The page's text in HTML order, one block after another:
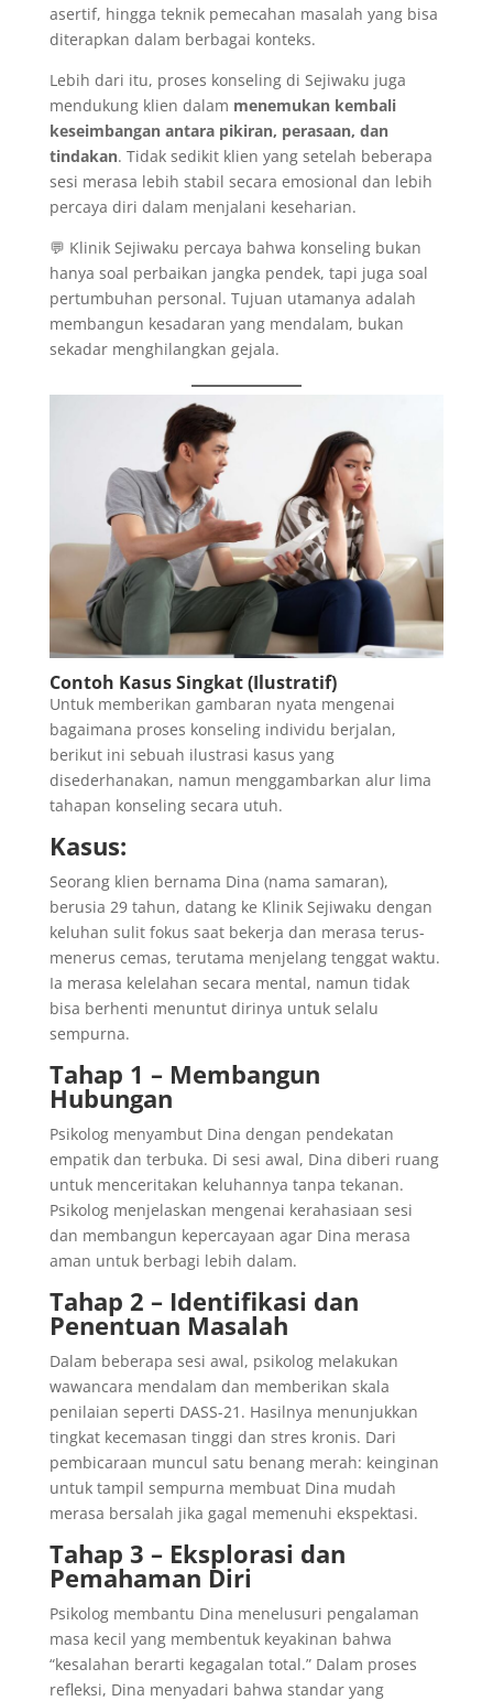
asertif, hingga teknik pemecahan masalah yang bisa
diterapkan dalam berbagai konteks.
Lebih dari itu, proses konseling di Sejiwaku juga
mendukung klien dalam menemukan kembali
keseimbangan antara pikiran, perasaan, dan
tindakan. Tidak sedikit klien yang setelah beberapa
sesi merasa lebih stabil secara emosional dan lebih
percaya diri dalam menjalani keseharian.
💬 Klinik Sejiwaku percaya bahwa konseling bukan
hanya soal perbaikan jangka pendek, tapi juga soal
pertumbuhan personal. Tujuan utamanya adalah
membangun kesadaran yang mendalam, bukan
sekadar menghilangkan gejala.
Contoh Kasus Singkat (Ilustratif)
Untuk memberikan gambaran nyata mengenai
bagaimana proses konseling individu berjalan,
berikut ini sebuah ilustrasi kasus yang
disederhanakan, namun menggambarkan alur lima
tahapan konseling secara utuh.
Kasus:
Seorang klien bernama Dina (nama samaran),
berusia 29 tahun, datang ke Klinik Sejiwaku dengan
keluhan sulit fokus saat bekerja dan merasa terus-
menerus cemas, terutama menjelang tenggat waktu.
Ia merasa kelelahan secara mental, namun tidak
bisa berhenti menuntut dirinya untuk selalu
sempurna.
Tahap 1 – Membangun
Hubungan
Psikolog menyambut Dina dengan pendekatan
empatik dan terbuka. Di sesi awal, Dina diberi ruang
untuk menceritakan keluhannya tanpa tekanan.
Psikolog menjelaskan mengenai kerahasiaan sesi
dan membangun kepercayaan agar Dina merasa
aman untuk berbagi lebih dalam.
Tahap 2 – Identifikasi dan
Penentuan Masalah
Dalam beberapa sesi awal, psikolog melakukan
wawancara mendalam dan memberikan skala
penilaian seperti DASS-21. Hasilnya menunjukkan
tingkat kecemasan tinggi dan stres kronis. Dari
pembicaraan muncul satu benang merah: keinginan
untuk tampil sempurna membuat Dina mudah
merasa bersalah jika gagal memenuhi ekspektasi.
Tahap 3 – Eksplorasi dan
Pemahaman Diri
Psikolog membantu Dina menelusuri pengalaman
masa kecil yang membentuk keyakinan bahwa
“kesalahan berarti kegagalan total.” Dalam proses
refleksi, Dina menyadari bahwa standar yang